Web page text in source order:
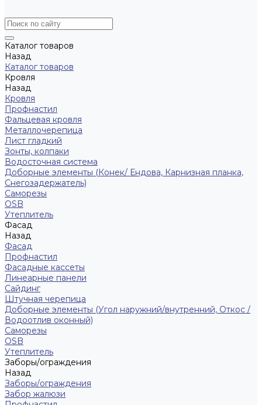
Каталог товаров
Назад
Каталог товаров
Кровля
Назад
Кровля
Профнастил
Фальцевая кровля
Металлочерепица
Лист гладкий
Зонты, колпаки
Водосточная система
Доборные элементы (Конек/ Ендова, Карнизная планка,
Снегозадержатель)
Саморезы
ОSB
Утеплитель
Фасад
Назад
Фасад
Профнастил
Фасадные кассеты
Линеарные панели
Сайдинг
Штучная черепица
Доборные элементы (Угол наружний/внутренний, Откос /
Водоотлив оконный)
Саморезы
OSB
Утеплитель
Заборы/ограждения
Назад
Заборы/ограждения
Забор жалюзи